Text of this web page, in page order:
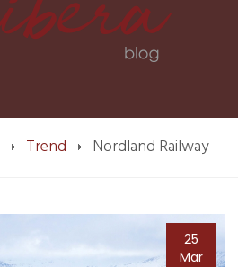
Trend Nordland Railway
25
Mar